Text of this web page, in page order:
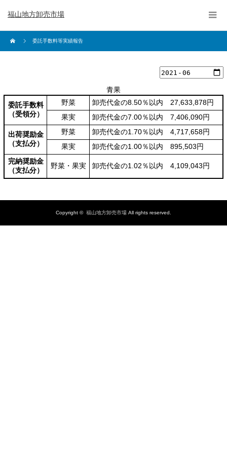
福山地方卸売市場
委託手数料等実績報告
青果
委託手数料
（受領分）
野菜
卸売代金の8.50％以内 27,633,878円
果実
卸売代金の7.00％以内 7,406,090円
出荷奨励金
（支払分）
野菜
卸売代金の1.70％以内 4,717,658円
果実
卸売代金の1.00％以内 895,503円
完納奨励金
（支払分）
野菜・果実 卸売代金の1.02％以内 4,109,043円
Copyright © 福山地方卸売市場 All rights reserved.